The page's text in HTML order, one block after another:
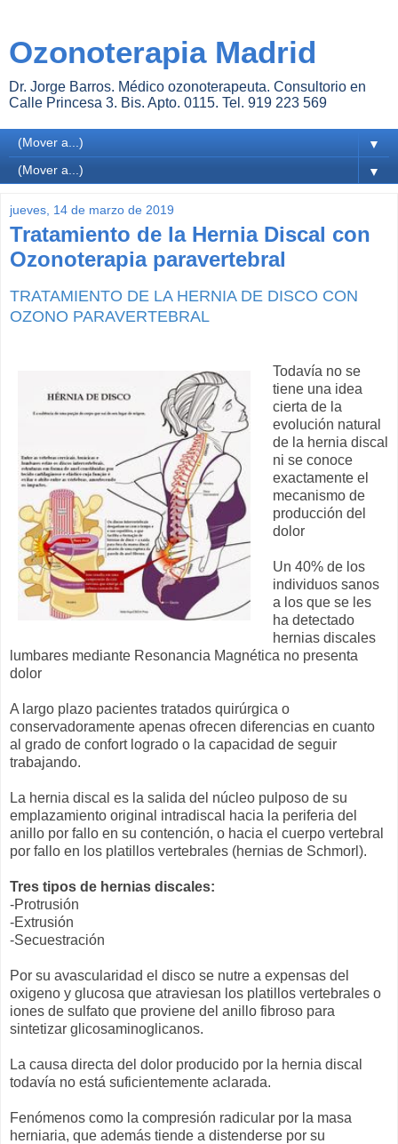
Ozonoterapia Madrid
Dr. Jorge Barros. Médico ozonoterapeuta. Consultorio en
Calle Princesa 3. Bis. Apto. 0115. Tel. 919 223 569
▼
▼
jueves, 14 de marzo de 2019
Tratamiento de la Hernia Discal con
Ozonoterapia paravertebral
TRATAMIENTO DE LA HERNIA DE DISCO CON
OZONO PARAVERTEBRAL
Todavía no se
tiene una idea
cierta de la
evolución natural
de la hernia discal
ni se conoce
exactamente el
mecanismo de
producción del
dolor
Un 40% de los
individuos sanos
a los que se les
ha detectado
hernias discales
lumbares mediante Resonancia Magnética no presenta
dolor
A largo plazo pacientes tratados quirúrgica o
conservadoramente apenas ofrecen diferencias en cuanto
al grado de confort logrado o la capacidad de seguir
trabajando.
La hernia discal es la salida del núcleo pulposo de su
emplazamiento original intradiscal hacia la periferia del
anillo por fallo en su contención, o hacia el cuerpo vertebral
por fallo en los platillos vertebrales (hernias de Schmorl).
Tres tipos de hernias discales:
-Protrusión
-Extrusión
-Secuestración
Por su avascularidad el disco se nutre a expensas del
oxigeno y glucosa que atraviesan los platillos vertebrales o
iones de sulfato que proviene del anillo fibroso para
sintetizar glicosaminoglicanos.
La causa directa del dolor producido por la hernia discal
todavía no está suficientemente aclarada.
Fenómenos como la compresión radicular por la masa
herniaria, que además tiende a distenderse por su